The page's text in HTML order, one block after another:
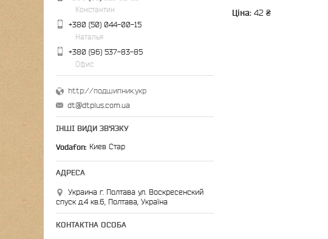
Ціна: 42 ₴
Константин
+380 (50) 044-00-15
Наталья
+380 (96) 537-83-85
Офис
http://подшипник.укр
dt@dtplus.com.ua
ІНШІ ВИДИ ЗВ'ЯЗКУ
Vodafon Киев Стар
Украина г. Полтава ул. Воскресенский
спуск д.4 кв.6, Полтава, Україна